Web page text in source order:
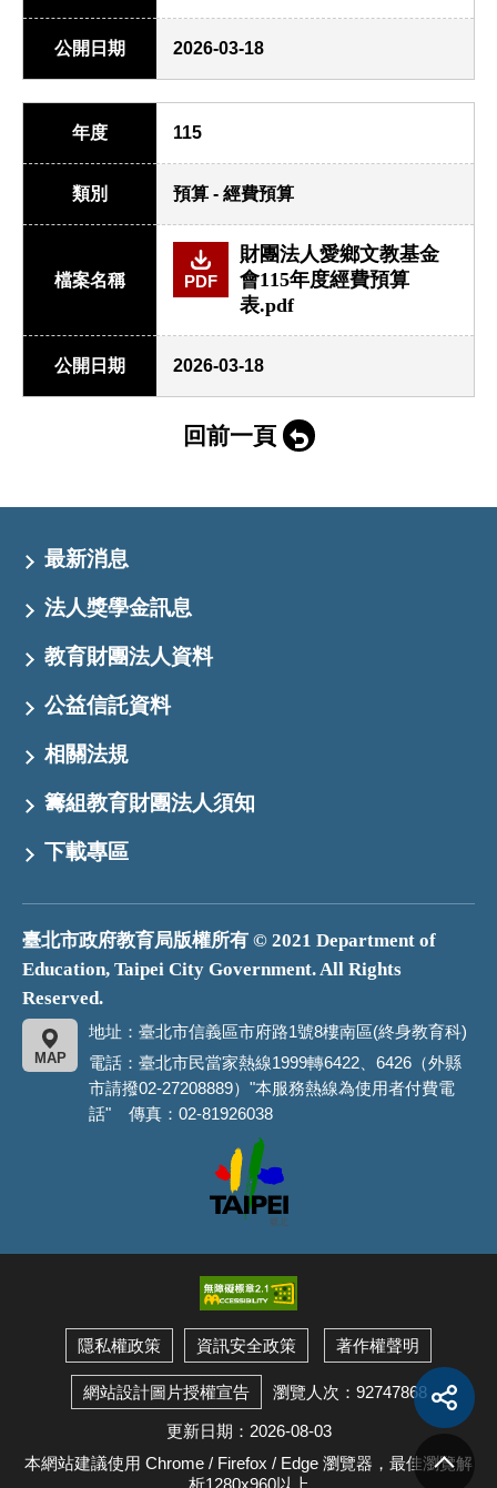
公開日期 2026-03-18
年度 115
類別 預算 - 經費預算
檔案名稱 PDF
財團法人愛鄉文教基金
會115年度經費預算
表.pdf
公開日期 2026-03-18
回前一頁
最新消息
法人獎學金訊息
教育財團法人資料
公益信託資料
相關法規
籌組教育財團法人須知
下載專區
臺北市政府教育局版權所有 © 2021 Department of
Education, Taipei City Government. All Rights
Reserved.
地址：臺北市信義區市府路1號8樓南區(終身教育科)
MAP
電話：臺北市民當家熱線1999轉6422、6426（外縣
市請撥02-27208889）"本服務熱線為使用者付費電
話" 傳真：02-81926038
市
政
隱私權政策 資訊安全政策 著作權聲明
網站設計圖片授權宣告 瀏覽人次：92747868
更新日期：2026-08-03
本網站建議使用 Chrome / Firefox / Edge 瀏覽器，最佳瀏覽解
析1280x960以上
社
群